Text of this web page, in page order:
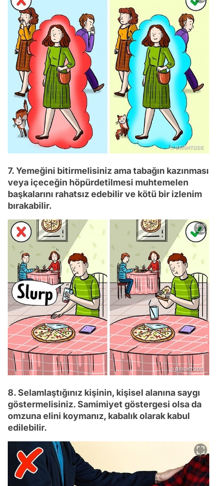
7. Yemeğini bitirmelisiniz ama tabağın kazınması
veya içeceğin höpürdetilmesi muhtemelen
başkalarını rahatsız edebilir ve kötü bir izlenim
bırakabilir.
8. Selamlaştığınız kişinin, kişisel alanına saygı
göstermelisiniz. Samimiyet göstergesi olsa da
omzuna elini koymanız, kabalık olarak kabul
edilebilir.